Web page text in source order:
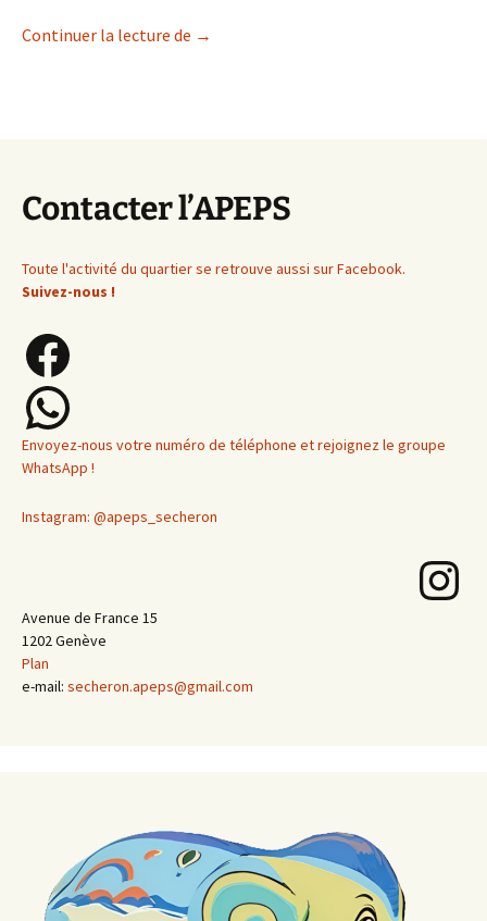
Continuer la lecture de Vente de pommes pour les enfants de
→
Contacter l’APEPS
Toute l'activité du quartier se retrouve aussi sur Facebook.
Suivez-nous !
Facebook
WhatsApp
Envoyez-nous votre numéro de téléphone et rejoignez le groupe
WhatsApp !
Instagram: @apeps_secheron
Instagram
Avenue de France 15
1202 Genève
Plan
e-mail: secheron.apeps@gmail.com